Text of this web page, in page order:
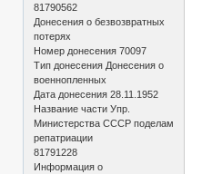
81790562
Донесения о безвозвратных
потерях
Номер донесения 70097
Тип донесения Донесения о
военнопленных
Дата донесения 28.11.1952
Название части Упр.
Министерства СССР поделам
репатриации
81791228
Информация о